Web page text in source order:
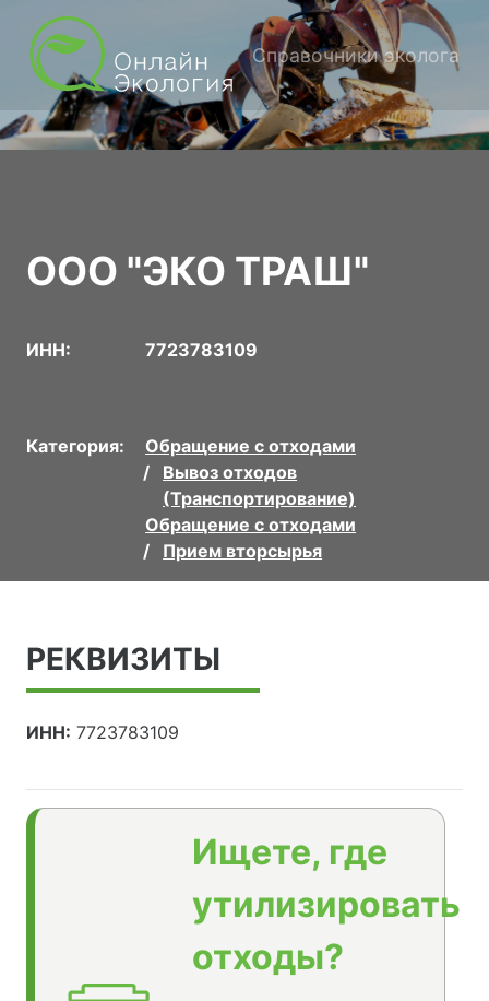
Справочники эколога
ООО "ЭКО ТРАШ"
ИНН: 7723783109
Категория:
Обращение с отходами
Вывоз отходов
(Транспортирование)
Обращение с отходами
Прием вторсырья
РЕКВИЗИТЫ
ИНН: 7723783109
Ищете, где
утилизировать
отходы?